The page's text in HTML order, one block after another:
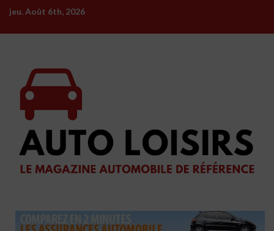
Skip
content
jeu. Août 6th, 2026